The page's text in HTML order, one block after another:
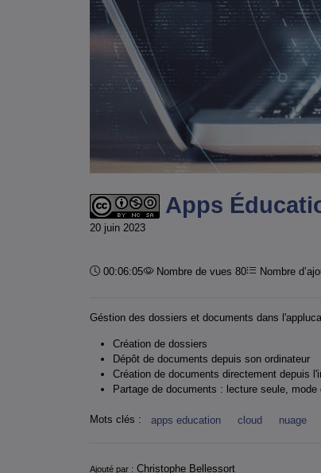
Apps
20 juin 2023
Durée :
00:06:05 Nombre de vues 80 Nombre
Géstion des dossiers et documents dans
Création de dossiers
Dépôt de documents depuis son ordinateur
Création de documents directement depuis
Partage de documents : lecture seule, mode
Mots clés : apps education cloud nuage
Ajouté par : Christophe Bellessort